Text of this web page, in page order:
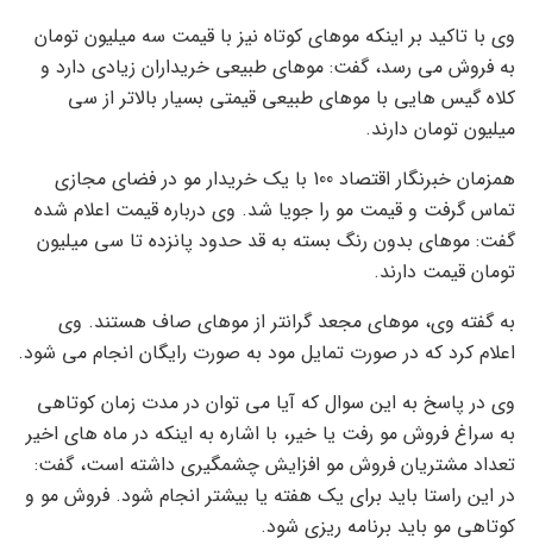
وی با تاکید بر اینکه موهای کوتاه نیز با قیمت سه میلیون تومان
به فروش می رسد، گفت: موهای طبیعی خریداران زیادی دارد و
کلاه گیس هایی با موهای طبیعی قیمتی بسیار بالاتر از سی
میلیون تومان دارند.
همزمان خبرنگار اقتصاد 100 با یک خریدار مو در فضای مجازی
تماس گرفت و قیمت مو را جویا شد. وی درباره قیمت اعلام شده
گفت: موهای بدون رنگ بسته به قد حدود پانزده تا سی میلیون
تومان قیمت دارند.
به گفته وی، موهای مجعد گرانتر از موهای صاف هستند. وی
اعلام کرد که در صورت تمایل مود به صورت رایگان انجام می شود.
وی در پاسخ به این سوال که آیا می توان در مدت زمان کوتاهی
به سراغ فروش مو رفت یا خیر، با اشاره به اینکه در ماه های اخیر
تعداد مشتریان فروش مو افزایش چشمگیری داشته است، گفت:
در این راستا باید برای یک هفته یا بیشتر انجام شود. فروش مو و
کوتاهی مو باید برنامه ریزی شود.